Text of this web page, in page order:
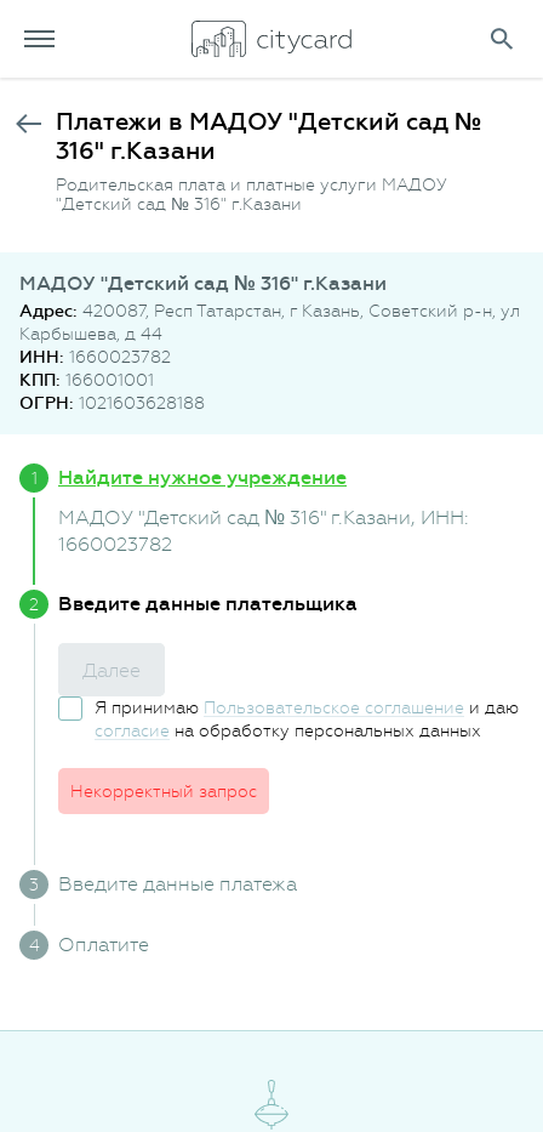
Платежи в МАДОУ "Детский сад №
316" г.Казани
Родительская плата и платные услуги МАДОУ
"Детский сад № 316" г.Казани
МАДОУ "Детский сад № 316" г.Казани
Адрес: 420087, Респ Татарстан, г Казань, Советский р-н, ул
Карбышева, д 44
ИНН: 1660023782
КПП: 166001001
ОГРН: 1021603628188
Найдите нужное учреждение
МАДОУ "Детский сад № 316" г.Казани, ИНН:
1660023782
Введите данные плательщика
Далее
Я принимаю Пользовательское соглашение и даю
согласие на обработку персональных данных
Некорректный запрос
Введите данные платежа
Оплатите